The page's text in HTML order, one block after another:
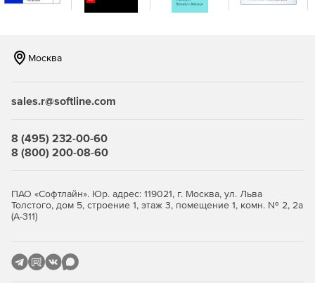
интеграцию.
Москва
sales.r@softline.com
8 (495) 232-00-60
8 (800) 200-08-60
ПАО «Софтлайн». Юр. адрес: 119021, г. Москва, ул. Льва
Толстого, дом 5, строение 1, этаж 3, помещение 1, комн. № 2, 2а
(А-311)